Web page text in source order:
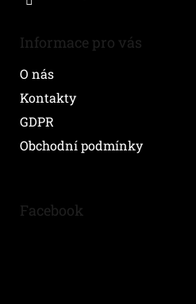
Informace pro vás
O nás
Kontakty
GDPR
Obchodní podmínky
Facebook